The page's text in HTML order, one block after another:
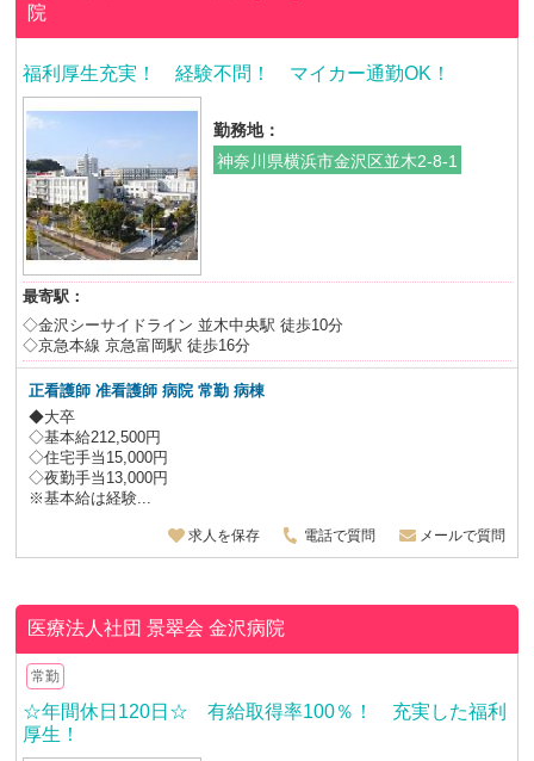
院
福利厚生充実！ 経験不問！ マイカー通勤OK！
勤務地：
神奈川県横浜市金沢区並木2-8-1
最寄駅：
◇金沢シーサイドライン 並木中央駅 徒歩10分
◇京急本線 京急富岡駅 徒歩16分
正看護師 准看護師 病院 常勤 病棟
◆大卒
◇基本給212,500円
◇住宅手当15,000円
◇夜勤手当13,000円
※基本給は経験...
求人を保存 電話で質問 メールで質問
医療法人社団 景翠会金沢病院
常勤
☆年間休日120日☆ 有給取得率100％！ 充実した福利
厚生！